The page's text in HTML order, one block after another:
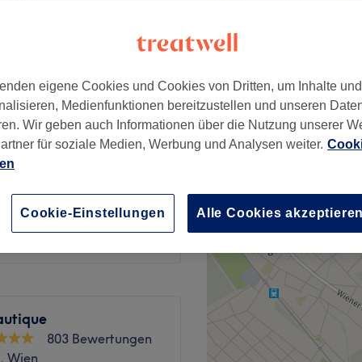
39 €
65 €
35 €
40 €
80 €
803 Bewertungen
Wien
eigene Cookies und Cookies von Dritten, um Inhalte
Medienfunktionen bereitzustellen und unseren
Wir geben auch Informationen über die Nutzung unserer
für soziale Medien, Werbung und Analysen weiter.
Alle Cookies akzeptieren
Cookie-Einstellungen